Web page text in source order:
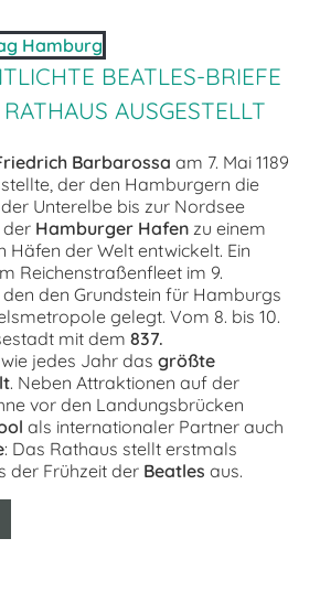
BEATLES-BRIEFE
AUSGESTELLT
Barbarossa am 7. Mai 1189
der den Hamburgern die
Unterelbe bis zur Nordsee
der Hamburger Hafen zu einem
Häfen der Welt entwickelt. Ein
Reichenstraßenfleet im 9.
den Grundstein für Hamburgs
gelegt. Vom 8. bis 10.
mit dem 837.
wie jedes Jahr das größte
. Neben Attraktionen auf der
vor den Landungsbrücken
als internationaler Partner auch
: Das Rathaus stellt erstmals
der Frühzeit der Beatles aus.